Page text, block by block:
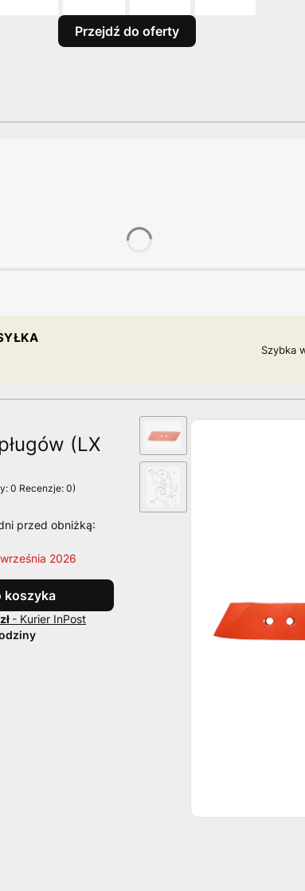
Przejdź do oferty
Szybka
(LX
0 Recenzje: 0)
przed obniżką:
2026
koszyka
- Kurier InPost